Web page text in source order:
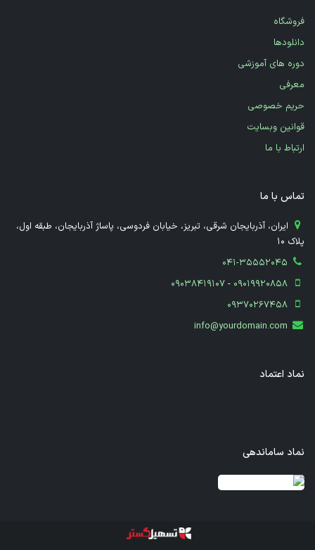
فروشگاه
دانلودها
دوره های آموزشی
معرفی
حریم خصوصی
قوانین وبسایت
ارتباط با ما
تماس با ما
​ ایران، آذربایجان شرقی، تبریز، خیابان فردوسی، پاساژ آذربایجان، طبقه اول،
پلاک 10
041-35552045
09038419107-09019920858
09370267458
info@yourdomain.com
نماد اعتماد
نماد ساماندهی